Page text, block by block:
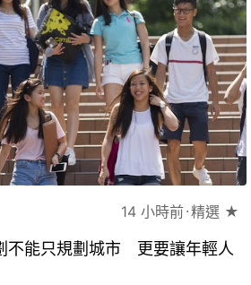
14 小時前 精選 ★
不能只規劃城市 更要讓年輕人